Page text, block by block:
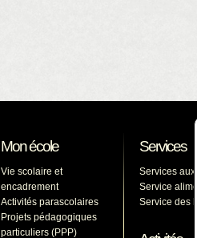
Mon école
Vie scolaire et
encadrement
Activités parascolaires
Projets pédagogiques
particuliers (PPP)
Services
Services
Service
Service des